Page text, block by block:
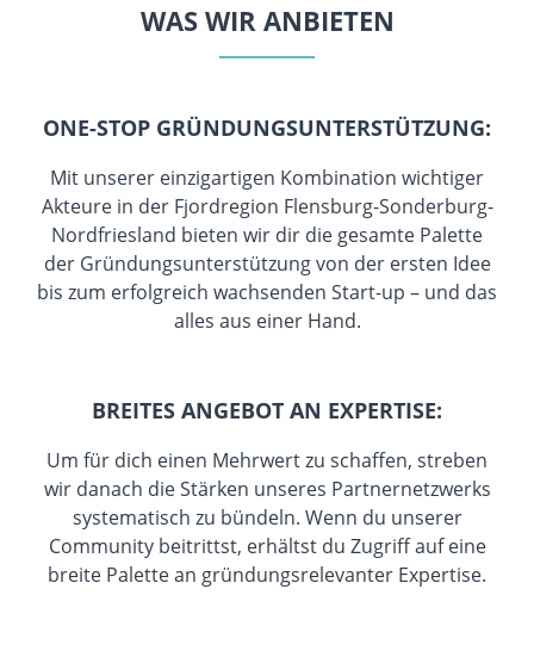
WAS WIR ANBIETEN
ONE-STOP GRÜNDUNGSUNTERSTÜTZUNG:
Mit unserer einzigartigen Kombination wichtiger
Akteure in der Fjordregion Flensburg-Sonderburg-
Nordfriesland bieten wir dir die gesamte Palette
der Gründungsunterstützung von der ersten Idee
bis zum erfolgreich wachsenden Start-up – und das
alles aus einer Hand.
BREITES ANGEBOT AN EXPERTISE:
Um für dich einen Mehrwert zu schaffen, streben
wir danach die Stärken unseres Partnernetzwerks
systematisch zu bündeln. Wenn du unserer
Community beitrittst, erhältst du Zugriff auf eine
breite Palette an gründungsrelevanter Expertise.